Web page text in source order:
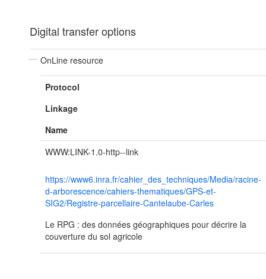
Digital transfer options
OnLine resource
Protocol
Linkage
Name
WWW:LINK-1.0-http--link
https://www6.inra.fr/cahier_des_techniques/Media/racine-
d-arborescence/cahiers-thematiques/GPS-et-
SIG2/Registre-parcellaire-Cantelaube-Carles
Le RPG : des données géographiques pour décrire la
couverture du sol agricole